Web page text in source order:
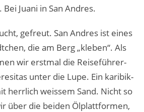
Juani in San Andres.
gefreut. San Andres ist eines
die am Berg „kleben“. Als
wir erstmal die Reiseführer-
unter die Lupe. Ein karibik-
herrlich weissem Sand. Nicht so
über die beiden Ölplattformen,